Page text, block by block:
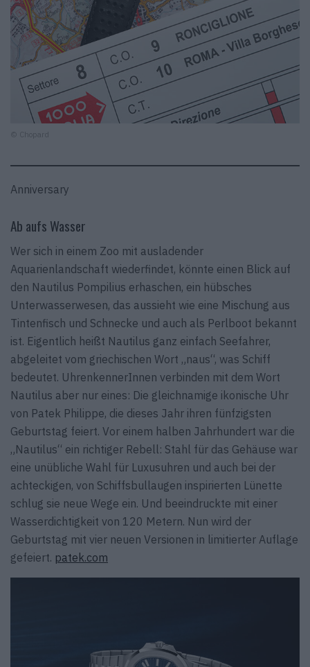
© Chopard
Anniversary
Ab aufs Wasser
Wer sich in einem Zoo mit ausladender
Aquarienlandschaft wiederfindet, könnte einen Blick auf
den Nautilus Pompilius erhaschen, ein hübsches
Unterwasserwesen, das aussieht wie eine Mischung aus
Tintenfisch und Schnecke und auch als Perlboot bekannt
ist. Eigentlich heißt Nautilus ganz einfach Seefahrer,
abgeleitet vom griechischen Wort „naus“, was Schiff
bedeutet. UhrenkennerInnen verbinden mit dem Wort
Nautilus aber nur eines: Die gleichnamige ikonische Uhr
von Patek Philippe, die dieses Jahr ihren fünfzigsten
Geburtstag feiert. Vor einem halben Jahrhundert war die
„Nautilus“ ein richtiger Rebell: Stahl für das Gehäuse war
eine unübliche Wahl für Luxusuhren und auch bei der
achteckigen, von Schiffsbullaugen inspirierten Lünette
schlug sie neue Wege ein. Und beeindruckte mit einer
Wasserdichtigkeit von 120 Metern. Nun wird der
Geburtstag mit vier neuen Versionen in limitierter Auflage
gefeiert. patek.com